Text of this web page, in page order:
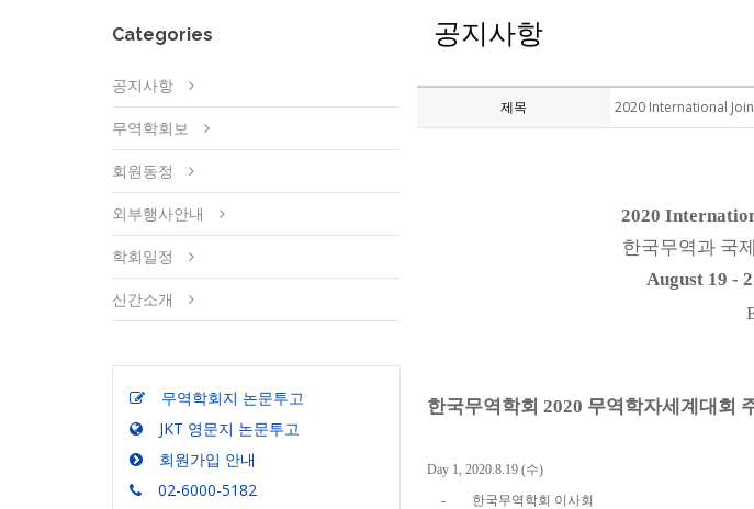
Categories
공지사항
무역학회보
회원동정
외부행사안내
학회일정
신간소개
무역학회지 논문투고
JKT 영문지 논문투고
회원가입 안내
02-6000-5182
공지사항
제목 2020 International
2020
한국무역과 국
August 19 -
한국무역학회 2020 무역학자세계대회
Day 1, 2020.8.19 (수)
-
한국무역학회 이사회